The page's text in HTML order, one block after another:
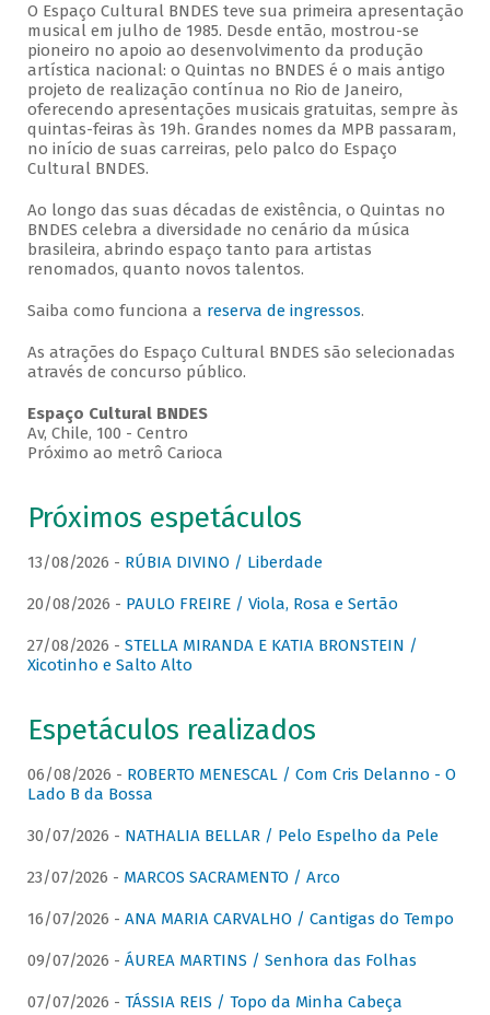
O Espaço Cultural BNDES teve sua primeira apresentação
musical em julho de 1985. Desde então, mostrou-se
pioneiro no apoio ao desenvolvimento da produção
artística nacional: o Quintas no BNDES é o mais antigo
projeto de realização contínua no Rio de Janeiro,
oferecendo apresentações musicais gratuitas, sempre às
quintas-feiras às 19h. Grandes nomes da MPB passaram,
no início de suas carreiras, pelo palco do Espaço
Cultural BNDES.
Ao longo das suas décadas de existência, o Quintas no
BNDES celebra a diversidade no cenário da música
brasileira, abrindo espaço tanto para artistas
renomados, quanto novos talentos.
Saiba como funciona a reserva de ingressos.
As atrações do Espaço Cultural BNDES são selecionadas
através de concurso público.
Espaço Cultural BNDES
Av, Chile, 100 - Centro
Próximo ao metrô Carioca
Próximos espetáculos
13/08/2026 - RÚBIA DIVINO / Liberdade
20/08/2026 - PAULO FREIRE / Viola, Rosa e Sertão
27/08/2026 - STELLA MIRANDA E KATIA BRONSTEIN /
Xicotinho e Salto Alto
Espetáculos realizados
06/08/2026 - ROBERTO MENESCAL / Com Cris Delanno - O
Lado B da Bossa
30/07/2026 - NATHALIA BELLAR / Pelo Espelho da Pele
23/07/2026 - MARCOS SACRAMENTO / Arco
16/07/2026 - ANA MARIA CARVALHO / Cantigas do Tempo
09/07/2026 - ÁUREA MARTINS / Senhora das Folhas
07/07/2026 - TÁSSIA REIS / Topo da Minha Cabeça